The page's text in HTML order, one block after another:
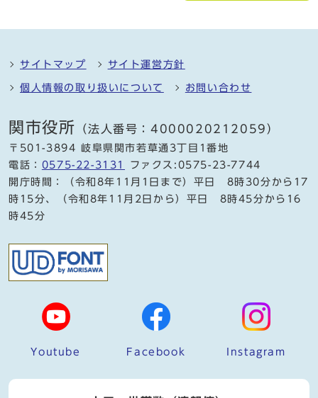
サイトマップ サイト運営方針
個人情報の取り扱いについて お問い合わせ
関市役所 （法人番号：4000020212059）
〒501-3894 岐阜県関市若草通3丁目1番地
電話： 0575-22-3131
ファクス:0575-23-7744
開庁時間：（令和8年11月1日まで）平日 8時30分から17
時15分、（令和8年11月2日から）平日 8時45分から16
時45分
Youtube Facebook Instagram